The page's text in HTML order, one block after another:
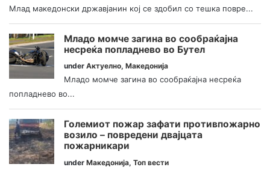
Млад македонски државјанин кој се здобил со тешка повре...
Младо момче загина во сообраќајна
несреќа попладнево во Бутел
under Актуелно, Македонија
Младо момче загина во сообраќајна несреќа
попладнево во...
Големиот пожар зафати противпожарно
возило – повредени двајцата
пожарникари
under Македонија, Топ вести